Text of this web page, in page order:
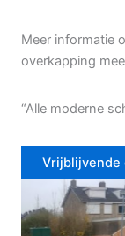
Meer informatie
overkapping mee
“Alle moderne
Vrijblijvende
Douglas